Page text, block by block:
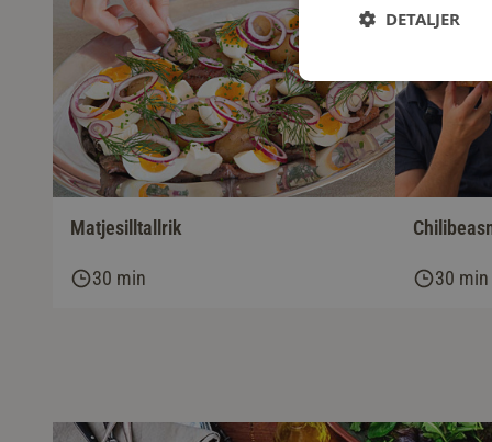
Matjesilltallrik
30 min 30 min
DETALJER